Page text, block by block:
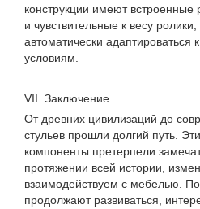
конструкции имеют
и чувствительные к весу
автоматически адаптироваться
условиям.
VII. Заключение
От древних цивилизаций до
стульев прошли долгий путь.
компоненты претерпели
протяжении всей истории,
взаимодействуем с мебелью.
продолжают развиваться,